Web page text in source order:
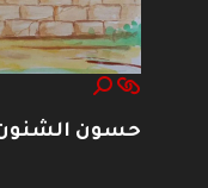
حسون